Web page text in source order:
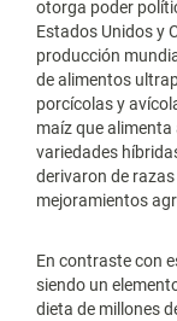
otorga poder
Estados Unidos y
producción
de alimentos
porcícolas y
maíz que
variedades
derivaron de
mejoramientos
En contraste con
siendo un
dieta de millones